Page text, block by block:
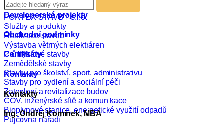
Developerské projekty
Obchodní podmínky
Certifikáty
Kontakty
Kontakty
Ing. Ondřej Komínek, MBA
FORTEX STAVBY s.r.o.
Služby a produkty
Realizace staveb
Výstavba větrných elektráren
Průmyslové stavby
Zemědělské stavby
Stavby pro školství, sport, administrativu
Stavby pro bydlení a sociální péči
Zateplení a revitalizace budov
ČOV, inženýrské sítě a komunikace
Bioplynové stanice, energetické využití odpadů
Půjčovna nářadí